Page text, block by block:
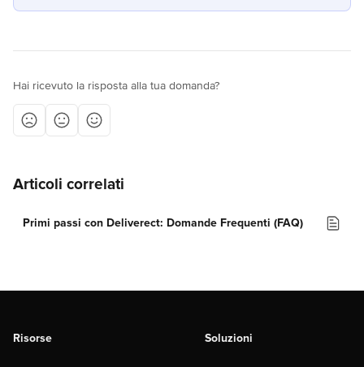
Hai ricevuto la risposta alla tua domanda?
Articoli correlati
Primi passi con Deliverect: Domande Frequenti (FAQ)
Risorse Soluzioni